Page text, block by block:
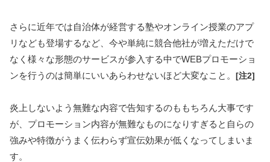
さらに近年では自治体が経営する塾やオンライン授業のアプ
リなども登場するなど、今や単純に競合他社が増えただけで
なく様々な形態のサービスが参入する中でWEBプロモーショ
ンを行うのは簡単にいいあらわせないほど大変なこと。 [注2]
炎上しないよう無難な内容で告知するのももちろん大事です
が、プロモーション内容が無難なものになりすぎると自らの
強みや特徴がうまく伝わらず宣伝効果が低くなってしまいま
す。